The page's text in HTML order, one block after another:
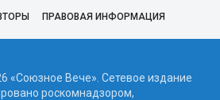
ПРАВОВАЯ ИНФОРМАЦИЯ
«Союзное Вече». Сетевое издание
роскомнадзором,